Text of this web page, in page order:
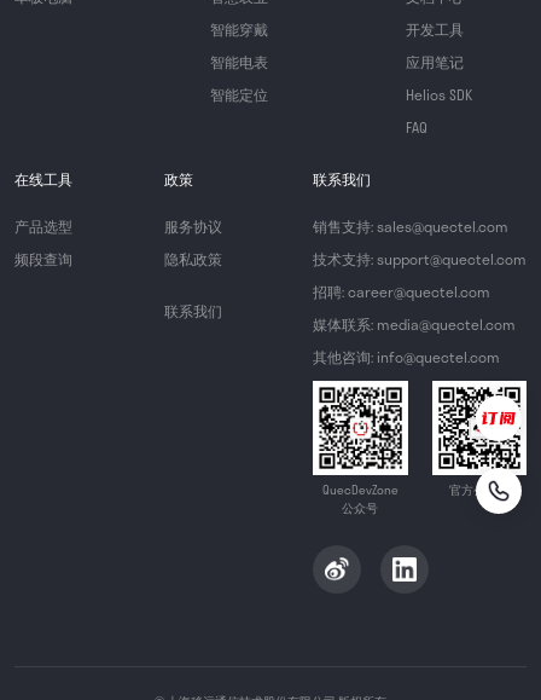
智能穿戴
智能电表
智能定位
开发工具
应用笔记
Helios SDK
FAQ
在线工具
产品选型
频段查询
政策
服务协议
隐私政策
联系我们
联系我们
销售支持: sales@quectel.com
技术支持: support@quectel.com
招聘: career@quectel.com
媒体联系: media@quectel.com
其他咨询: info@quectel.com
QuecDevZone
公众号
官方公众号